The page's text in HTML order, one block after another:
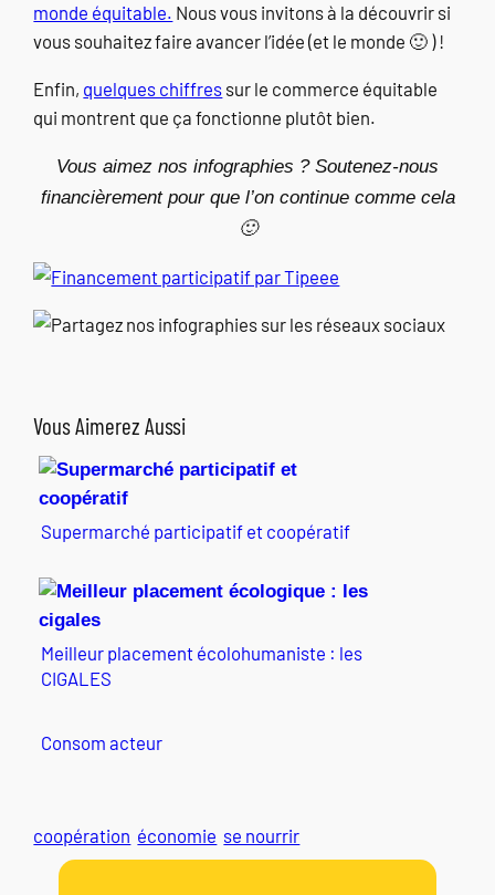
monde équitable. Nous vous invitons à la découvrir si
vous souhaitez faire avancer l’idée (et le monde 🙂 ) !
Enfin, quelques chiffres sur le commerce équitable
qui montrent que ça fonctionne plutôt bien.
Vous aimez nos infographies ? Soutenez-nous
financièrement pour que l’on continue comme cela
🙂
Vous Aimerez Aussi
Supermarché participatif et coopératif
Meilleur placement écolohumaniste : les
CIGALES
Consom acteur
coopération économie se nourrir